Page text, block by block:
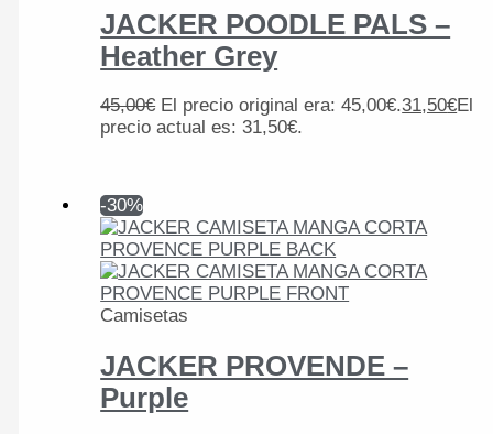
JACKER POODLE PALS –
Heather Grey
45,00€ El precio original era: 45,00€.31,50€El
precio actual es: 31,50€.
-30%
Camisetas
JACKER PROVENDE –
Purple